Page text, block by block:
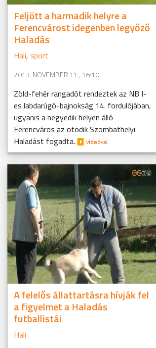
Feljött a harmadik helyre a
Ferencvárost idegenben legyőző
Haladás
Hali, sport
2013. NOVEMBER 11., 16:10
Zöld-fehér rangadót rendeztek az NB I-
es labdarúgó-bajnokság 14. fordulójában,
ugyanis a negyedik helyen álló
Ferencváros az ötödik Szombathelyi
Haladást fogadta.
A felelős állattartásra hívják fel
a figyelmet a Haladás
futballistái
Hali